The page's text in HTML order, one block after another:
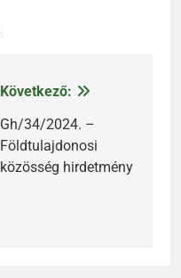
Következő:
Gh/34/2024. –
Földtulajdonosi
közösség hirdetmény